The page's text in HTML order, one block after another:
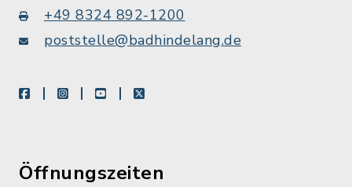
+49 8324 892-1200
poststelle@badhindelang.de
facebookinstagramyoutubeX
Öffnungszeiten